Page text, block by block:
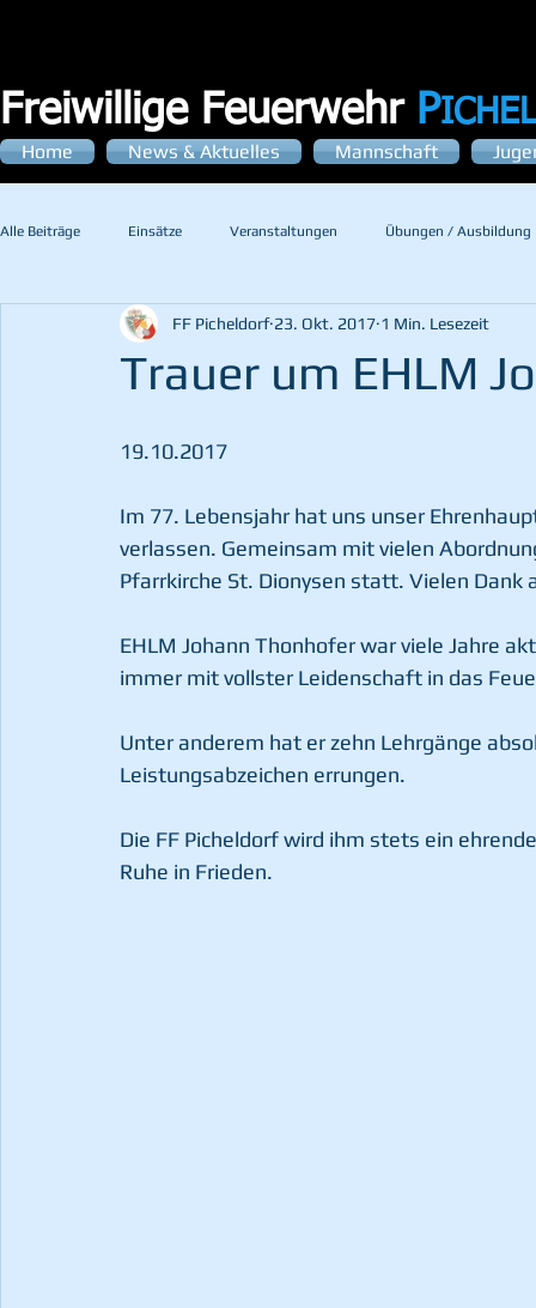
Freiwillige Feuerwehr P
Home News & Aktuelles Mannschaft
Alle Beiträge Einsätze Veranstaltungen Übungen / Ausbildung
Trauer um EHLM
FF Picheldorf 23. Okt. 2017 1 Min. Lesezeit
19.10.2017
Im 77. Lebensjahr hat uns unser
verlassen. Gemeinsam mit vielen
Pfarrkirche St. Dionysen statt. Vielen
EHLM Johann Thonhofer war viele Jahre
immer mit vollster Leidenschaft in das
Unter anderem hat er zehn Lehrgänge
Leistungsabzeichen errungen.
Die FF Picheldorf wird ihm stets ein
Ruhe in Frieden.